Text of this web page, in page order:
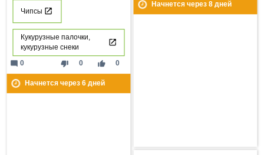
Начнется через 8дней
Чипсы
Кукурузные палочки,
кукурузные снеки
thumb_down 0 thumb_up 0
mode_comment 0
Начнется через 6дней